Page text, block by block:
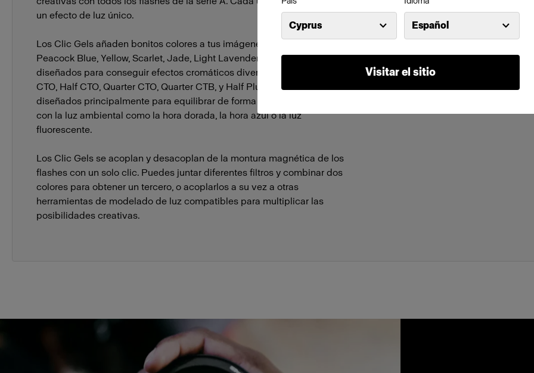
Cyprus Español
Visitar el sitio
un efecto de luz único.
Los Clic Gels añaden bonitos colores a tus imágenes. Rose Pink,
Peacock Blue, Yellow, Scarlet, Jade, Light Lavender, y Blue: todos están
diseñados para conseguir efectos cromáticos divertidos y creativos. Full
CTO, Half CTO, Quarter CTO, Quarter CTB, y Half Plus Green están
diseñados principalmente para equilibrar de forma natural la luz creada
con la luz ambiental como la hora dorada, la hora azul o la luz
fluorescente.
Los Clic Gels se acoplan y desacoplan de la montura magnética de los
flashes con un solo clic. Puedes juntar diferentes filtros y combinar dos
colores para obtener un tercero, o acoplarlos a su vez a otras
herramientas de modelado de luz compatibles para multiplicar las
posibilidades creativas.